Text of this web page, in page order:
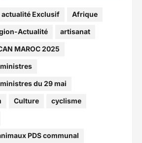
actualité Exclusif Afrique
Actualité artisanat
MAROC 2025
du 29 mai
Culture cyclisme
PDS communal